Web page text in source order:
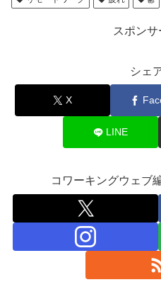
スポンサ
シェ
X
LINE
コワーキングウェブ